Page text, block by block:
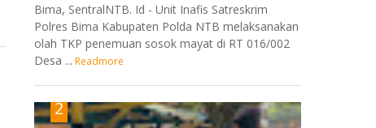
Bima, SentralNTB. Id - Unit Inafis Satreskrim
Polres Bima Kabupaten Polda NTB melaksanakan
olah TKP penemuan sosok mayat di RT 016/002
Desa ... Readmore
2